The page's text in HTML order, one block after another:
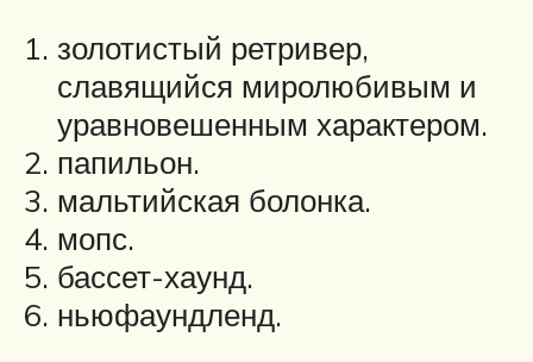
золотистый ретривер,
славящийся миролюбивым и
уравновешенным характером.
папильон.
мальтийская болонка.
мопс.
бассет-хаунд.
ньюфаундленд.